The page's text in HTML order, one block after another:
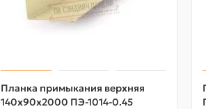
Планка примыкания верхняя
140х90х2000 ПЭ-1014-0.45